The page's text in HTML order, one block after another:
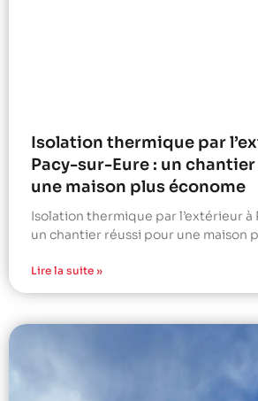
Isolation thermique par
Pacy-sur-Eure : un
une maison plus économe
Isolation thermique par l’extérieur à
un chantier réussi pour une maison
Lire la suite »